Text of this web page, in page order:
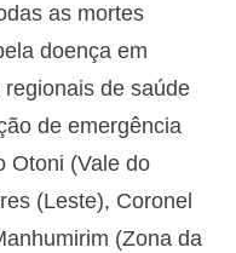
as mortes
doença em
de saúde
de emergência
Otoni (Vale do
(Leste), Coronel
(Zona da